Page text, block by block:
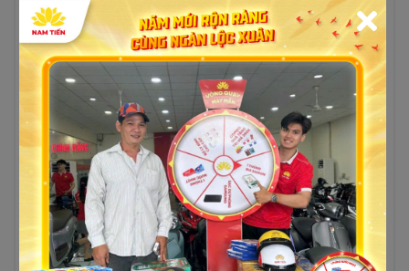
Loại
Blue Core Hybrid, làm mát
bằng không khí, 4 thì, 2 van,
xy-lanh đơn
Bố trí xi lanh Xy lanh đơn
Dung tích xy
lanh (CC)
124.9 cc
Đường kính và
hành trình
52.4 x 57.9 mm